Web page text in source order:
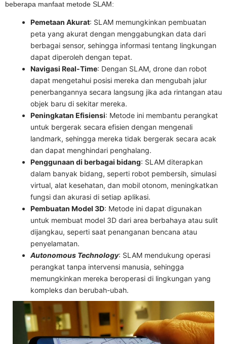
beberapa manfaat metode SLAM:
Pemetaan Akurat: SLAM memungkinkan pembuatan
peta yang akurat dengan menggabungkan data dari
berbagai sensor, sehingga informasi tentang lingkungan
dapat diperoleh dengan tepat.
Navigasi Real-Time: Dengan SLAM, drone dan robot
dapat mengetahui posisi mereka dan mengubah jalur
penerbangannya secara langsung jika ada rintangan atau
objek baru di sekitar mereka.
Peningkatan Efisiensi: Metode ini membantu perangkat
untuk bergerak secara efisien dengan mengenali
landmark, sehingga mereka tidak bergerak secara acak
dan dapat menghindari penghalang.
Penggunaan di berbagai bidang: SLAM diterapkan
dalam banyak bidang, seperti robot pembersih, simulasi
virtual, alat kesehatan, dan mobil otonom, meningkatkan
fungsi dan akurasi di setiap aplikasi.
Pembuatan Model 3D: Metode ini dapat digunakan
untuk membuat model 3D dari area berbahaya atau sulit
dijangkau, seperti saat penanganan bencana atau
penyelamatan.
Autonomous Technology: SLAM mendukung operasi
perangkat tanpa intervensi manusia, sehingga
memungkinkan mereka beroperasi di lingkungan yang
kompleks dan berubah-ubah.